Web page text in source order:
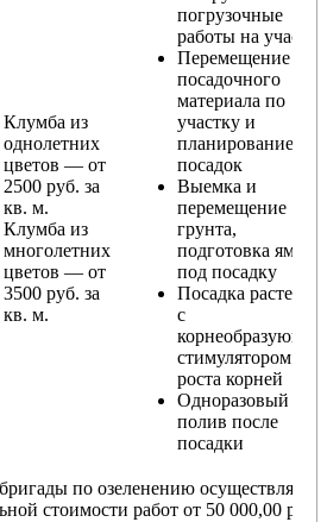
Клумба из
однолетних
цветов — от
2500 руб. за
кв. м.
Клумба из
многолетних
цветов — от
3500 руб. за
кв. м.
погрузочные
работы на участке
Перемещение
посадочного
материала по
участку и
планирование
посадок
Выемка и
перемещение
грунта,
подготовка ямы
под посадку
Посадка растений
с
корнеобразующим
стимулятором
роста корней
Одноразовый
полив после
посадки
по озеленению осуществляется
стоимости работ от 50 000,00 руб.